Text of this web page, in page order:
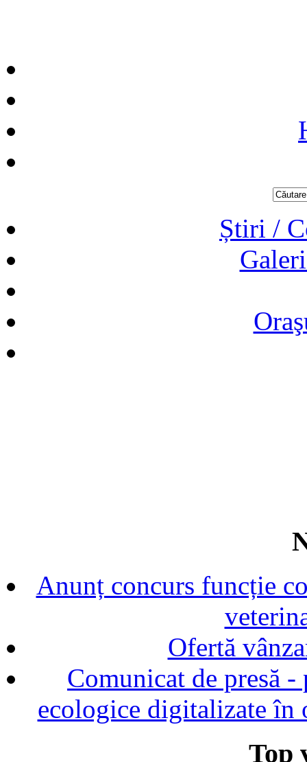
Știri /
Anunț concurs funcție
Ofertă
Comunicat de presă
ecologice digitalizate în
Top